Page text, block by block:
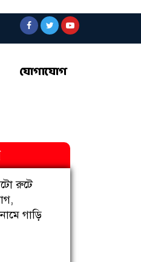
যোগাযোগ
রুটে
গাড়ি